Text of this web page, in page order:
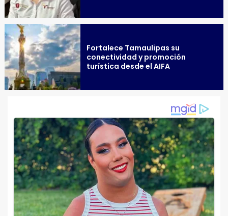
Fortalece Tamaulipas su
conectividad y promoción
turística desde el AIFA